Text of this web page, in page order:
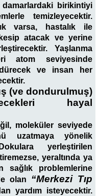
birikintiyi
temizleyecektir.
varsa, hastalık ile
atacak ve yerine
Yaşlanma
atom seviyesinde
ve insan her
(ve dondurulmuş)
hayal
moleküler seviyede
uzatmaya yönelik
yerleştirilen
yeraltında ya
problemlerine
olan “Merkezi Tıp
yardım isteyecektir.